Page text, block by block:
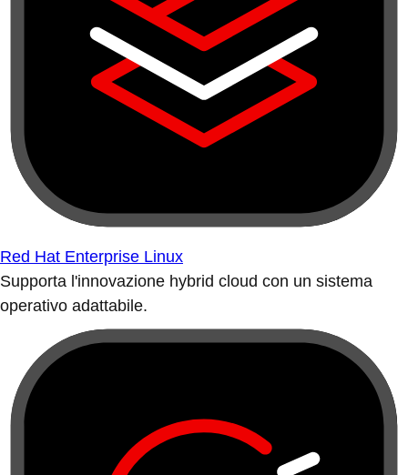
Red Hat Enterprise Linux
Supporta l'innovazione hybrid cloud con un sistema
operativo adattabile.